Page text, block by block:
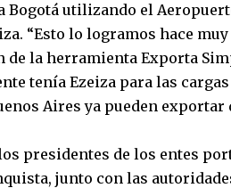
Bogotá utilizando el
“Esto lo logramos hace
de la herramienta Exporta
tenía Ezeiza para las
Aires ya pueden
presidentes de los entes
junto con las